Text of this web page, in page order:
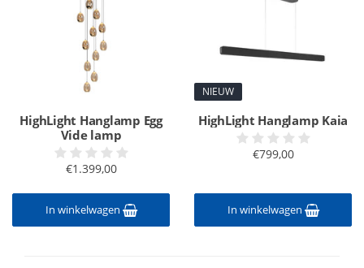
HighLight Hanglamp Egg
Vide lamp
€1.399,00
In winkelwagen
NIEUW
HighLight Hanglamp Kaia
€799,00
In winkelwagen